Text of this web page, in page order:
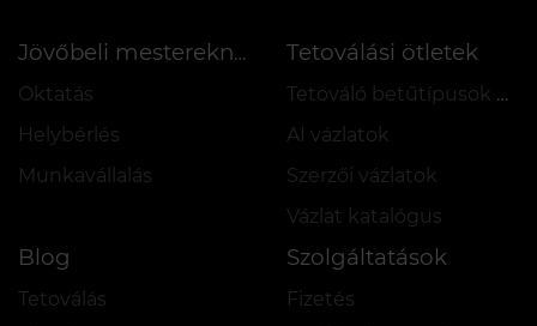
Jövőbeli mestereknek
Oktatás
Helybérlés
Munkavállalás
Tetoválási ötletek
Tetováló betűtípusok online
AI vázlatok
Szerzői vázlatok
Vázlat katalógus
Blog
Tetoválás
Szolgáltatások
Fizetés